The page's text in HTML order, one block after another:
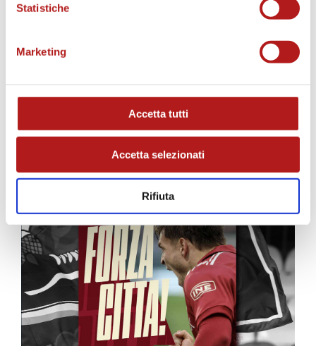
Statistiche
Marketing
Accetta tutti
Accetta selezionati
Rifiuta